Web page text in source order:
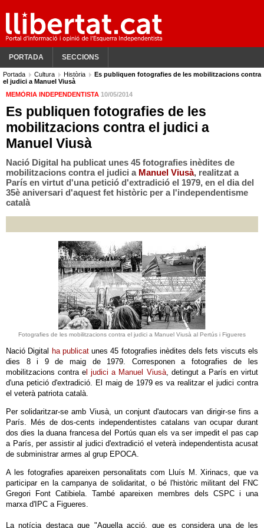
PORTADA SECCIONS
Portada Cultura Història
Es publiquen fotografies de les mobilitzacions contra
el judici a Manuel Viusà
MEMÒRIA INDEPENDENTISTA 10/05/2014
Es publiquen fotografies de les
mobilitzacions contra el judici a
Manuel Viusà
Nació Digital ha publicat unes 45 fotografies inèdites de
mobilitzacions contra el judici a Manuel Viusà, realitzat a
París en virtut d'una petició d'extradició el 1979, en el dia del
35è aniversari d'aquest fet històric per a l'independentisme
català
Fotografies de les mobilitzacions contra el judici a Manuel Viusà al Pertús i Figueres
Nació Digital ha publicatunes 45 fotografies inèdites dels fets viscuts els
dies 8 i 9 de maig de 1979. Corresponen a fotografies de les
mobilitzacions contra e l judici a Manuel Viusà, detingut a París en virtut
d'una petició d'extradició. El maig de 1979 es va realitzar el judici contra
el veterà patriota català.
Per solidaritzar-se amb Viusà, un conjunt d'autocars van dirigir-se fins a
París. Més de dos-cents independentistes catalans van ocupar durant
dos dies la duana francesa del Portús quan els va ser impedit el pas cap
a París, per assistir al judici d'extradició el veterà independentista acusat
de subministrar armes al grup EPOCA.
A les fotografies apareixen personalitats com Lluís M. Xirinacs, que va
participar en la campanya de solidaritat, o bé l'històric militant del FNC
Gregori Font Catibiela. També apareixen membres dels CSPC i una
marxa d'IPC a Figueres.
La notícia destaca que "Aquella acció, que es considera una de les